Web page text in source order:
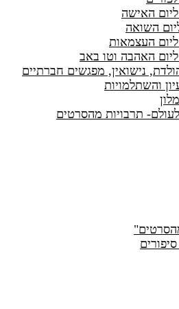
האישה
השואה
העצמאות
האהבה וטו באב
נישואין, מפגשים חברתיים
והשתלמויות
תרבויות מהסרטים